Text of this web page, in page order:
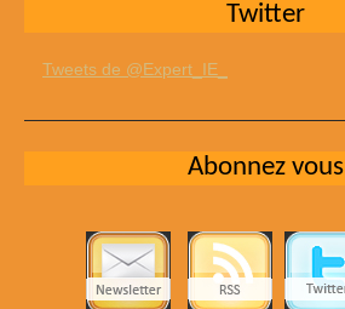
Twitter
Tweets de @Expert_IE_
Abonnez vous